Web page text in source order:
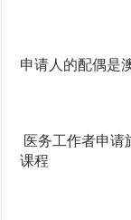
申请人的配偶是
医务工作者申请
课程